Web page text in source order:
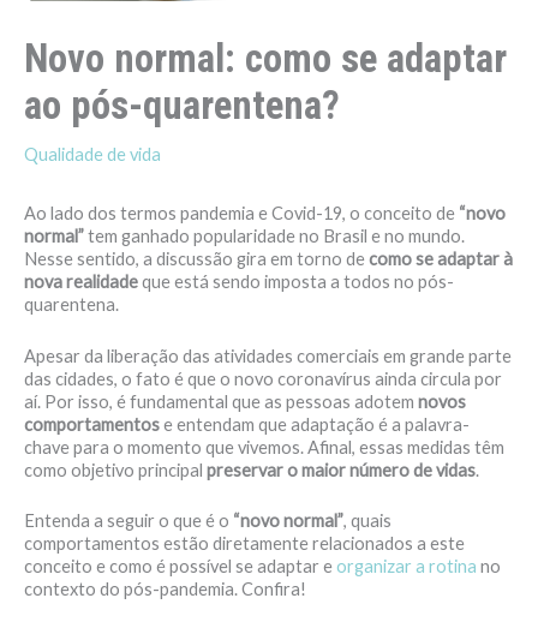
Novo normal: como se adaptar
ao pós-quarentena?
Qualidade de vida
Ao lado dos termos pandemia e Covid-19, o conceito de “novo
normal”tem ganhado popularidade no Brasil e no mundo.
Nesse sentido, a discussão gira em torno decomo se adaptar à
nova realidadeque está sendo imposta a todos no pós-
quarentena.
Apesar da liberação das atividades comerciais em grande parte
das cidades, o fato é que o novo coronavírus ainda circula por
aí. Por isso, é fundamental que as pessoas adotem novos
comportamentose entendam que adaptação é a palavra-
chave para o momento que vivemos. Afinal, essas medidas têm
como objetivo principal preservar o maior número de vidas.
Entenda a seguir o que é o “novo normal”, quais
comportamentos estão diretamente relacionados a este
conceito e como é possível se adaptar e organizar a rotina no
contexto do pós-pandemia. Confira!